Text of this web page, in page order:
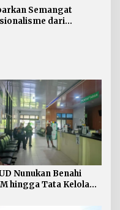
Semangat
dari
di Sebatik
Nunukan Benahi
hingga Tata Kelola